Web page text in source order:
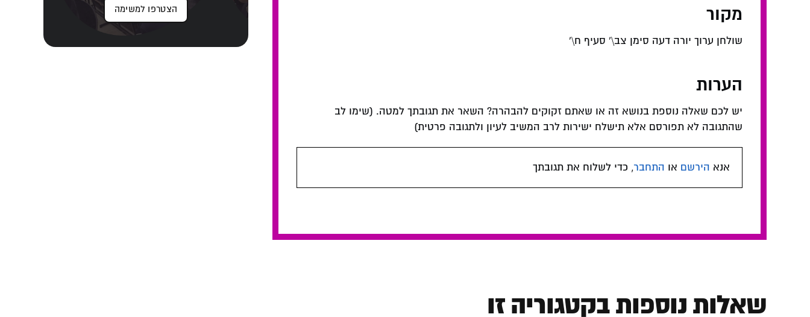
מקור
שולחן ערוך יורה דעה סימן צב\' סעיף ח\'
הערות
יש לכם שאלה נוספת בנושא זה או שאתם זקוקים להבהרה? השאר את תגובתך למטה. (שימו לב
שהתגובה לא תפורסם אלא תישלח ישירות לרב המשיב לעיון ולתגובה פרטית)
אנא הירשם או התחבר, כדי לשלוח את תגובתך
הצטרפו למשימה
שאלות נוספות בקטגוריה זו